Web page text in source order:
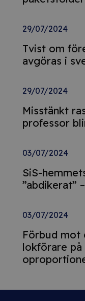
29/07/2024
Tvist om
avgöras i
29/07/2024
Misstänkt
professor
03/07/2024
SiS-
”abdikerat”
03/07/2024
Förbud mot
lokförare på